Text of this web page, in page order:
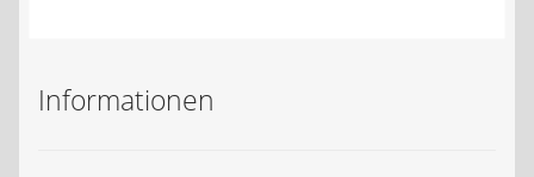
Informationen